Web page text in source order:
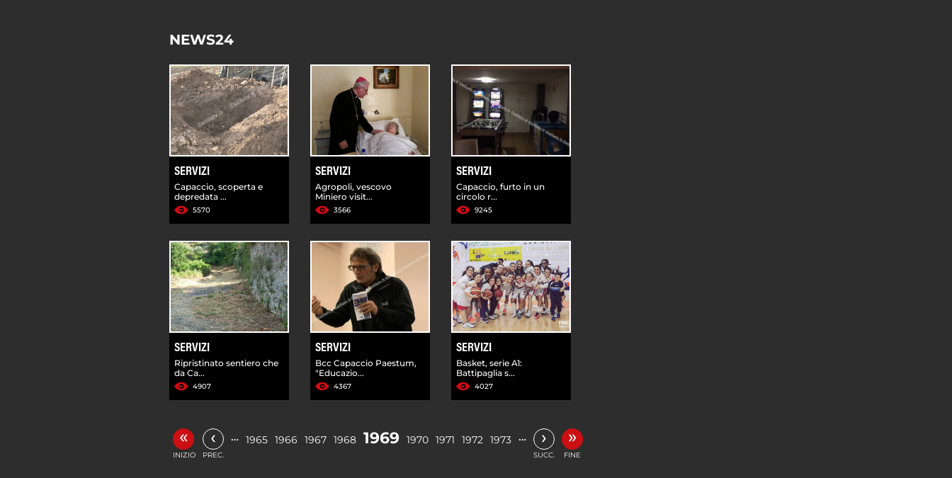
NEWS24
SERVIZI
Capaccio, scoperta e
depredata ...
5570
SERVIZI
Agropoli, vescovo
Miniero visit...
3566
SERVIZI
Capaccio, furto in un
circolo r...
9245
SERVIZI
Ripristinato sentiero che
da Ca...
4907
SERVIZI
Bcc Capaccio Paestum,
"Educazio...
4367
SERVIZI
Basket, serie A1:
Battipaglia s...
4027
«
INIZIO
‹
PREC.
… 1965 1966 1967 1968 1969 1970 1971 1972 1973 … ›
SUCC.
»
FINE